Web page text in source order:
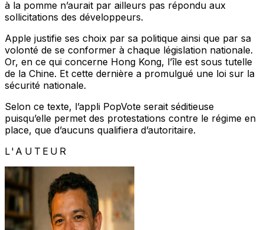
à la pomme n’aurait par ailleurs pas répondu aux
sollicitations des développeurs.
Apple justifie ses choix par sa politique ainsi que par sa
volonté de se conformer à chaque législation nationale.
Or, en ce qui concerne Hong Kong, l’île est sous tutelle
de la Chine. Et cette dernière a promulgué une loi sur la
sécurité nationale.
Selon ce texte, l’appli PopVote serait séditieuse
puisqu’elle permet des protestations contre le régime en
place, que d’aucuns qualifiera d’autoritaire.
L'AUTEUR